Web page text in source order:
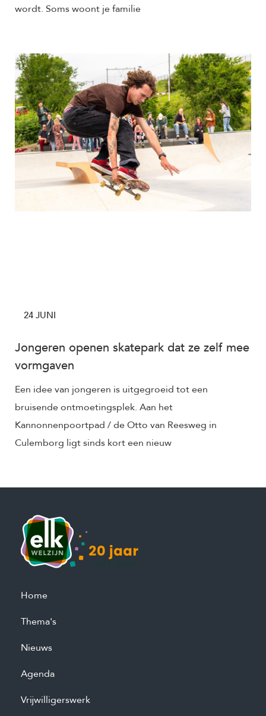
wordt. Soms woont je familie
Jongeren openen skatepark dat ze zelf mee
vormgaven
24 JUNI
Een idee van jongeren is uitgegroeid tot een
bruisende ontmoetingsplek. Aan het
Kannonnenpoortpad / de Otto van Reesweg in
Culemborg ligt sinds kort een nieuw
Home
Thema's
Nieuws
Agenda
Vrijwilligerswerk